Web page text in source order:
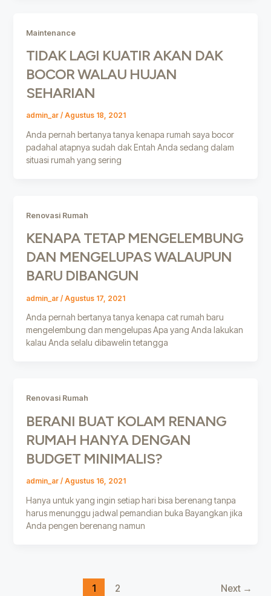
Maintenance
TIDAK LAGI KUATIR AKAN DAK
BOCOR WALAU HUJAN
SEHARIAN
admin_ar / Agustus 18, 2021
Anda pernah bertanya tanya kenapa rumah saya bocor
padahal atapnya sudah dak Entah Anda sedang dalam
situasi rumah yang sering
Renovasi Rumah
KENAPA TETAP MENGELEMBUNG
DAN MENGELUPAS WALAUPUN
BARU DIBANGUN
admin_ar / Agustus 17, 2021
Anda pernah bertanya tanya kenapa cat rumah baru
mengelembung dan mengelupas Apa yang Anda lakukan
kalau Anda selalu dibawelin tetangga
Renovasi Rumah
BERANI BUAT KOLAM RENANG
RUMAH HANYA DENGAN
BUDGET MINIMALIS?
admin_ar / Agustus 16, 2021
Hanya untuk yang ingin setiap hari bisa berenang tanpa
harus menunggu jadwal pemandian buka Bayangkan jika
Anda pengen berenang namun
1 2 Next →